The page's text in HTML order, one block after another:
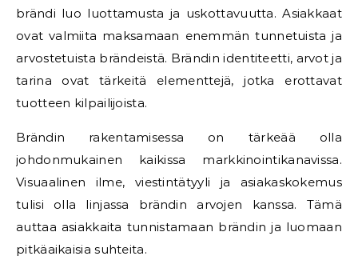
brändi luo luottamusta ja uskottavuutta. Asiakkaat
ovat valmiita maksamaan enemmän tunnetuista ja
arvostetuista brändeistä. Brändin identiteetti, arvot ja
tarina ovat tärkeitä elementtejä, jotka erottavat
tuotteen kilpailijoista.
Brändin rakentamisessa on tärkeää olla
johdonmukainen kaikissa markkinointikanavissa.
Visuaalinen ilme, viestintätyyli ja asiakaskokemus
tulisi olla linjassa brändin arvojen kanssa. Tämä
auttaa asiakkaita tunnistamaan brändin ja luomaan
pitkäaikaisia suhteita.